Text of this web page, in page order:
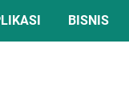
BISNIS